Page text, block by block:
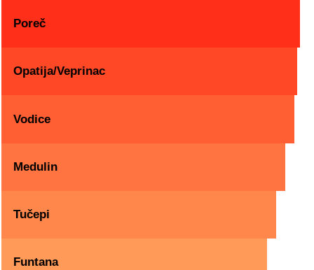
Poreč
Opatija/Veprinac
Vodice
Medulin
Tučepi
Funtana